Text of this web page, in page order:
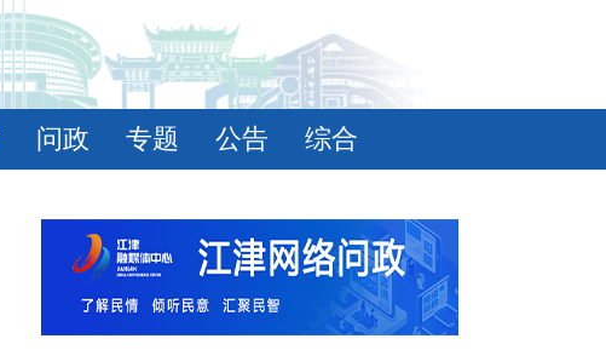
问政 专题 公告 综合